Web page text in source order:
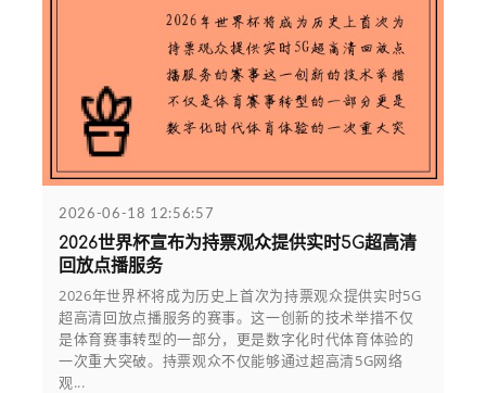
2026-06-18 12:56:57
2026世界杯宣布为持票观众提供实时5G超高清
回放点播服务
2026年世界杯将成为历史上首次为持票观众提供实时5G
超高清回放点播服务的赛事。这一创新的技术举措不仅
是体育赛事转型的一部分，更是数字化时代体育体验的
一次重大突破。持票观众不仅能够通过超高清5G网络
观...